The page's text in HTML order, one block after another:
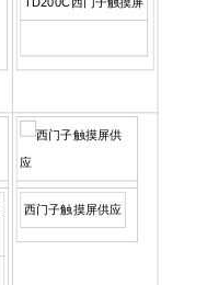
西门子触摸屏供应